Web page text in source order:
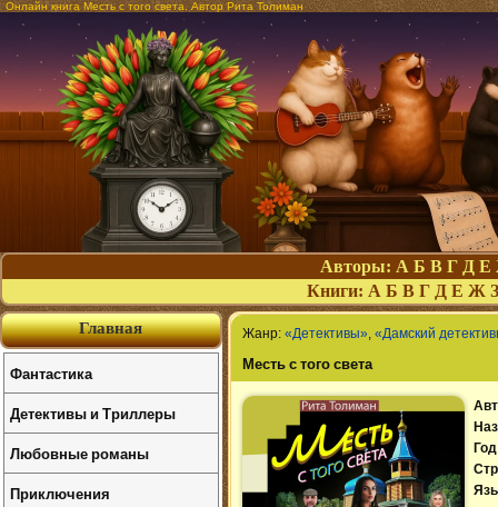
Онлайн книга Месть с того света. Автор Рита Толиман
Авторы: А Б В Г Д Е
Книги: А Б В Г Д Е Ж З
Жанр: «Детективы», «Дамский
Месть с того света
Главная
Фантастика
Детективы и Триллеры
Любовные романы
Приключения